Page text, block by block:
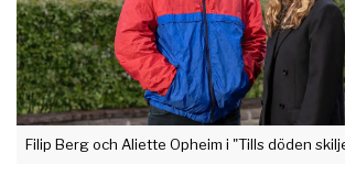
Filip Berg och Aliette Opheim i "Tills döden